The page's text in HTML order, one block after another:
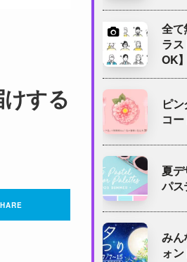
する
全て
ラ
OK】
ピ
コ
夏デ
パス
みん
ォン